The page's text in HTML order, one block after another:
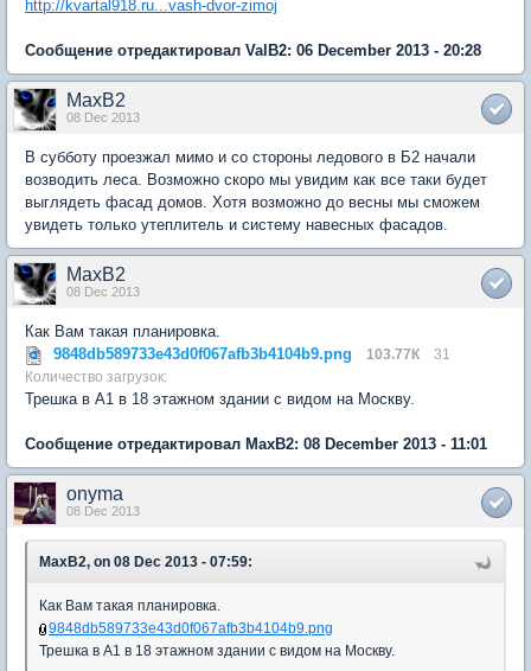
http://kvartal918.ru...vash-dvor-zimoj
Сообщение отредактировал ValB2: 06 December 2013 - 20:28
MaxB2
08 Dec 2013
В субботу проезжал мимо и со стороны ледового в Б2 начали
возводить леса. Возможно скоро мы увидим как все таки будет
выглядеть фасад домов. Хотя возможно до весны мы сможем
увидеть только утеплитель и систему навесных фасадов.
MaxB2
08 Dec 2013
Как Вам такая планировка.
9848db589733e43d0f067afb3b4104b9.png
103.77К
31
Количество загрузок:
Трешка в А1 в 18 этажном здании с видом на Москву.
Сообщение отредактировал MaxB2: 08 December 2013 - 11:01
onyma
08 Dec 2013
MaxB2, on 08 Dec 2013 - 07:59:
Как Вам такая планировка.
9848db589733e43d0f067afb3b4104b9.png
Трешка в А1 в 18 этажном здании с видом на Москву.